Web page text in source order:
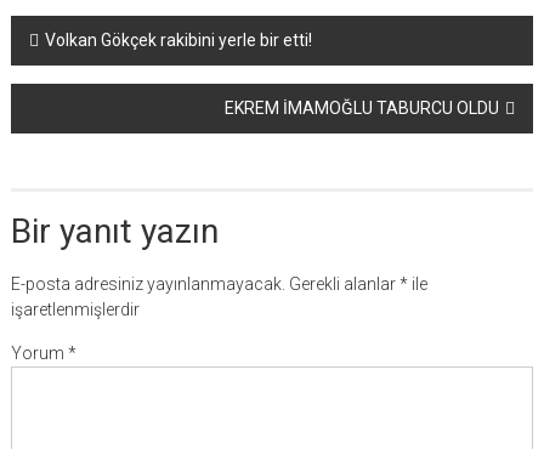
Yazı
dolaşımı
Volkan Gökçek rakibini yerle bir etti!
EKREM İMAMOĞLU TABURCU OLDU
Bir yanıt yazın
E-posta adresiniz yayınlanmayacak. Gerekli alanlar*ile
işaretlenmişlerdir
Yorum *